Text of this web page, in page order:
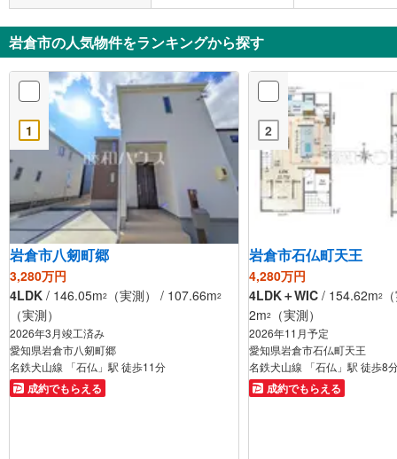
岩倉市の人気物件をランキングから探す
1
岩倉市八剱町郷
3,280万円
4LDK / 146.05m2 （実測） / 107.66m2
（実測）
2026年3月竣工済み
愛知県岩倉市八剱町郷
名鉄犬山線 「石仏」駅 徒歩11分
成約でもらえる
2
岩倉市石仏町天王
4,280万円
4LDK＋WIC / 154.62m2
2m2 （実測）
2026年11月予定
愛知県岩倉市石仏町天王
名鉄犬山線 「石仏」駅 徒歩8
成約でもらえる